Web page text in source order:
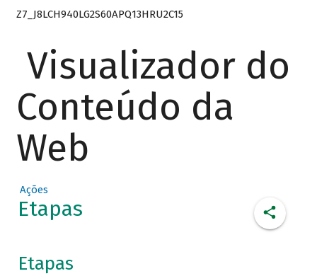
Z7_J8LCH940LG2S60APQ13HRU2C15
Visualizador do
Conteúdo da
Web
Ações
Etapas
Etapas